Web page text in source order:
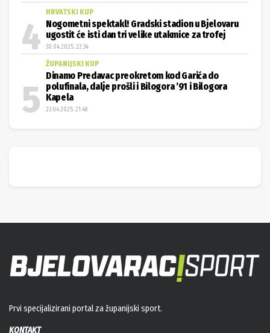
HRVATSKI KUP
Nogometni spektakl! Gradski stadion u Bjelovaru
ugostit će isti dan tri velike utakmice za trofej
30.04.2025. 22:34
ŽUPANIJSKI KUP
Dinamo Predavac preokretom kod Garića do
polufinala, dalje prošli i Bilogora ’91 i Bilogora
Kapela
23.04.2025. 21:48
Prvi specijalizirani portal za županijski sport.
KONTAKT